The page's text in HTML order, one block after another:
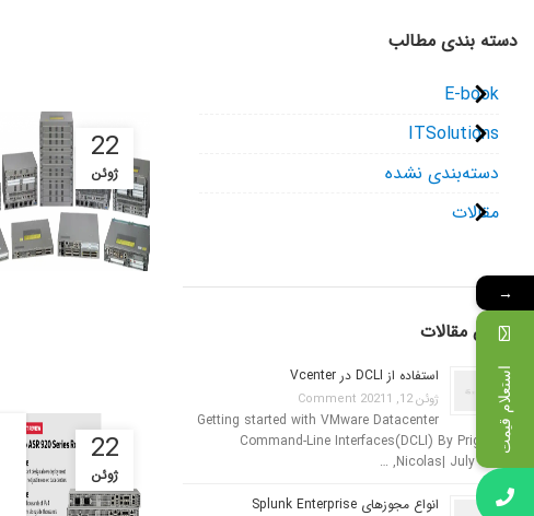
22
ژوئن
22
ژوئن
دسته بندی مطالب
E-book
ITSolutions
دسته‌بندی نشده
مقالات
آخرین مقالات
استفاده از DCLI در Vcenter
ژوئن 12, 2021 1 Comment
Getting started with VMware Datacenter
Command-Line Interfaces(DCLI) By Prigent
Nicolas| July 3rd, …
انواع مجوزهای Splunk Enterprise
→
استعلام قیمت